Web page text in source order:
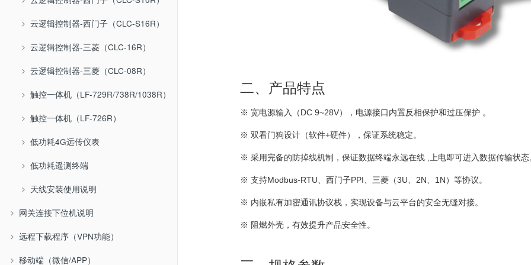
云逻辑控制器-西门子（CLC-S16R）
云逻辑控制器-三菱（CLC-16R）
云逻辑控制器-三菱（CLC-08R）
触控一体机（LF-729R/738R/1038R）
触控一体机（LF-726R）
低功耗4G远传仪表
低功耗遥测终端
天线安装使用说明
网关连接下位机说明
远程下载程序（VPN功能）
移动端（微信/APP）
二、产品特点
※ 宽电源输入（DC 9~28V），电源接口内置反相保护和过压保护 。
※ 双看门狗设计（软件+硬件），保证系统稳定。
※ 采用完备的防掉线机制，保证数据终端永远在线 ,上电即可进入数据传输状态
※ 支持Modbus-RTU、西门子PPI、三菱（3U、2N、1N）等协议。
※ 内嵌私有加密通讯协议栈，实现设备与云平台的安全无缝对接。
※ 阻燃外壳，有效提升产品安全性。